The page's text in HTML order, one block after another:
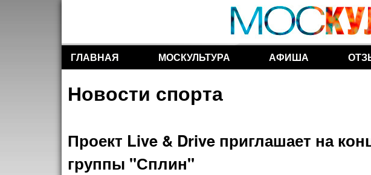
Разделы сайта
ГЛАВНАЯ МОСКУЛЬТУРА АФИША
Новости спорта
Проект Live & Drive приглашает на
группы "Сплин"